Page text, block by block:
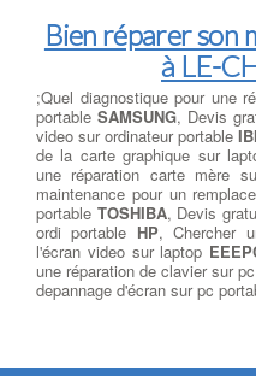
Bien réparer son
à LE-
;Quel diagnostique pour une
portable SAMSUNG, Devis
video sur ordinateur portable
de la carte graphique sur
une réparation carte mère
maintenance pour un
portable TOSHIBA, Devis
ordi portable HP, Chercher
l'écran video sur laptop
une réparation de clavier sur
depannage d'écran sur pc